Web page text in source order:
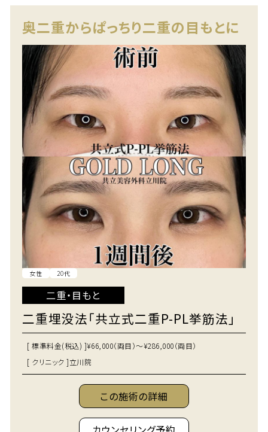
奥二重からぱっちり二重の目もとに
女性 20代
二重・目もと
二重埋没法「共立式二重P-PL挙筋法」
[ 標準料金(税込) ]¥66,000（両目）～¥286,000（両目）
[ クリニック ]立川院
この施術の詳細